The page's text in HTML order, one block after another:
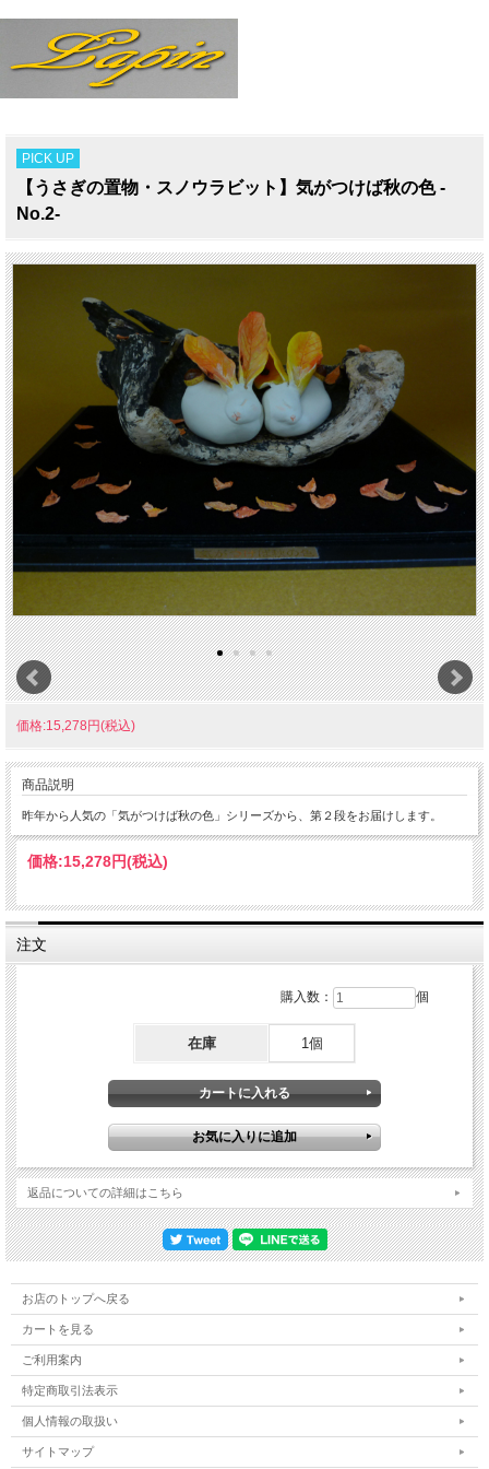
PICK UP
【うさぎの置物・スノウラビット】気がつけば秋の色 -
No.2-
価格:15,278円(税込)
商品説明
昨年から人気の「気がつけば秋の色」シリーズから、第２段をお届けします。
価格:15,278円(税込)
注文
購入数： 個
在庫 1個
返品についての詳細はこちら
お店のトップへ戻る
カートを見る
ご利用案内
特定商取引法表示
個人情報の取扱い
サイトマップ